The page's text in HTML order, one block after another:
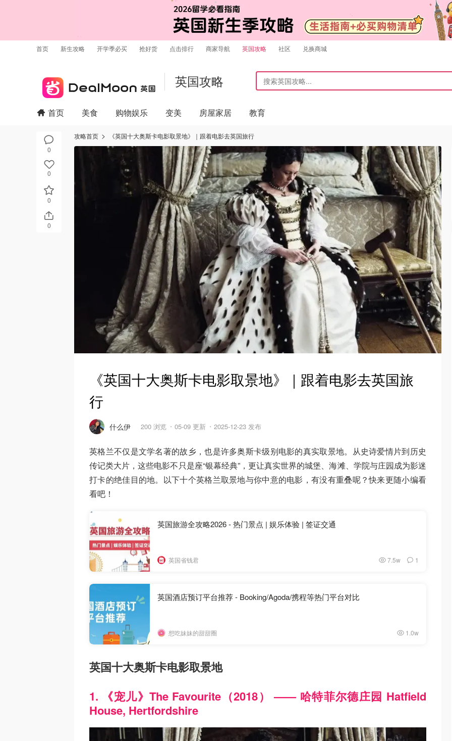
首页 新生攻略 开学季必买 抢好货 点击排行 商家导航 英国攻略 社区 兑换商城
英国攻略
0
0
0
0
首页 美食 购物娱乐 变美 房屋家居 教育
攻略首页 《英国十大奥斯卡电影取景地》｜跟着电影去英国旅行
《英国十大奥斯卡电影取景地》｜跟着电影去英国旅
行
什么伊 200 浏览 05-09 更新 2025-12-23 发布
英格兰不仅是文学名著的故乡，也是许多奥斯卡级别电影的真实取景地。从史诗爱情片到历史
传记类大片，这些电影不只是座“银幕经典”，更让真实世界的城堡、海滩、学院与庄园成为影迷
打卡的绝佳目的地。以下十个英格兰取景地与你中意的电影，有没有重叠呢？快来更随小编看
看吧！
英国旅游全攻略2026 - 热门景点 | 娱乐体验 | 签证交通
英国省钱君 7.5w 1
英国酒店预订平台推荐 - Booking/Agoda/携程等热门平台对比
想吃妹妹的甜甜圈 1.0w
英国十大奥斯卡电影取景地
1. 《宠儿》The Favourite（2018） —— 哈特菲尔德庄园 Hatfield
House, Hertfordshire